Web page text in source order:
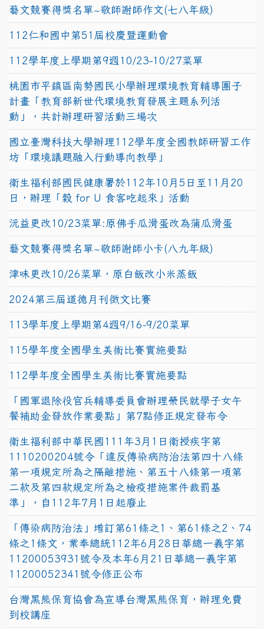
藝文競賽得獎名單~敬師謝師作文(七八年級)
112仁和國中第51屆校慶暨運動會
112學年度上學期第9週10/23-10/27菜單
桃園市平鎮區南勢國民小學辦理環境教育輔導團子
計畫「教育部新世代環境教育發展主題系列活
動」，共計辦理研習活動三場次
國立臺灣科技大學辦理112學年度全國教師研習工作
坊「環境議題融入行動導向教學」
衛生福利部國民健康署於112年10月5日至11月20
日，辦理「穀 for U 食客吃起來」活動
沅益更改10/23菜單:原佛手瓜滑蛋改為蒲瓜滑蛋
藝文競賽得獎名單~敬師謝師小卡(八九年級)
津味更改10/26菜單，原白飯改小米蒸飯
2024第三屆道德月刊徵文比賽
113學年度上學期第4週9/16-9/20菜單
115學年度全國學生美術比賽實施要點
112學年度全國學生美術比賽實施要點
「國軍退除役官兵輔導委員會辦理榮民就學子女午
餐補助金發放作業要點」第7點修正規定發布令
衛生福利部中華民國111年3月1日衛授疾字第
1110200204號令「違反傳染病防治法第四十八條
第一項規定所為之隔離措施、第五十八條第一項第
二款及第四款規定所為之檢疫措施案件裁罰基
準」，自112年7月1日起廢止
「傳染病防治法」增訂第61條之1、第61條之2、74
條之1條文，業奉總統112年6月28日華總一義字第
11200053931號令及本年6月21日華總一義字第
11200052341號令修正公布
台灣黑熊保育協會為宣導台灣黑熊保育，辦理免費
到校講座